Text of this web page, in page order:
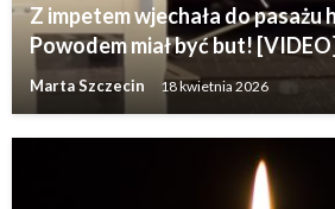
Z impetem wjechała do
Powodem miał być but!
Marta Szczecin 18 kwietnia 2026